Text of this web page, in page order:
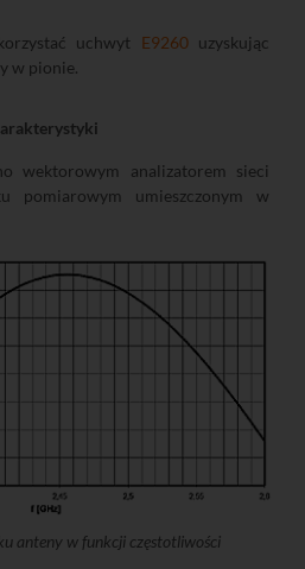
uchwyt E9260uzyskując
w pionie.
wektorowym analizatorem sieci
pomiarowym umieszczonym w
anteny w funkcji częstotliwości